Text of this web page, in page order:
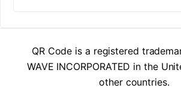
QR Code is a registered
WAVE INCORPORATED in the
other countries.